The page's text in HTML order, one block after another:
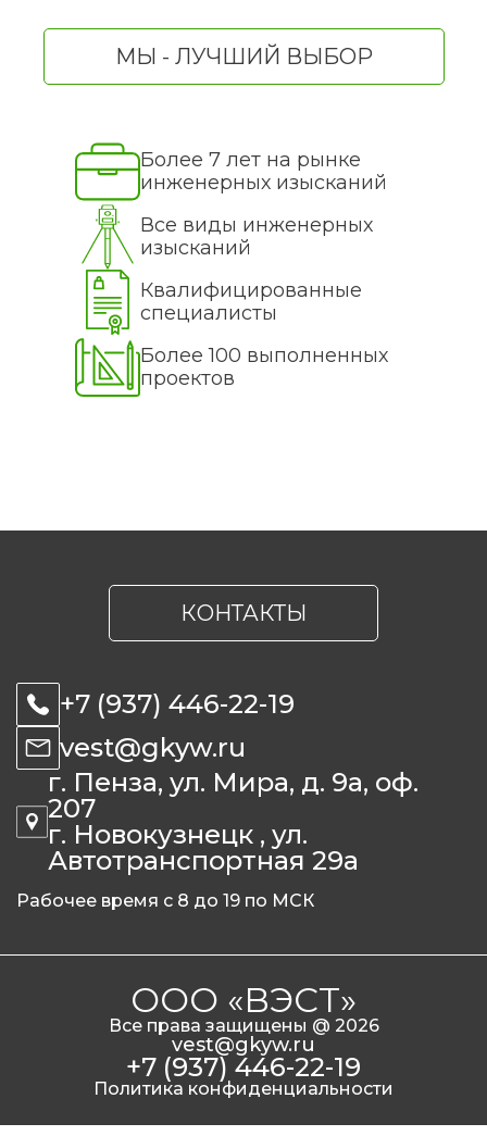
МЫ - ЛУЧШИЙ ВЫБОР
Более 7 лет на рынке
инженерных изысканий
Все виды инженерных
изысканий
Квалифицированные
специалисты
Более 100 выполненных
проектов
КОНТАКТЫ
+7 (937) 446-22-19
vest@gkyw.ru
г. Пенза, ул. Мира, д. 9а, оф.
207
г. Новокузнецк , ул.
Автотранспортная 29а
Рабочее время с 8 до 19 по МСК
ООО «ВЭСТ»
Все права защищены @ 2026
vest@gkyw.ru
+7 (937) 446-22-19
Политика конфиденциальности